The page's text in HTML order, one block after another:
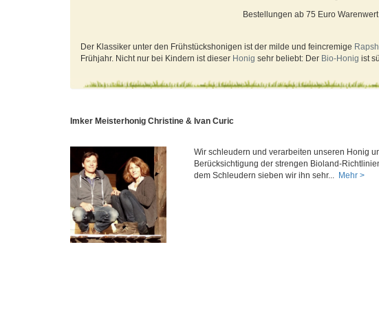
Bestellungen ab 75 Euro
Der Klassiker unter den Frühstückshonigen ist der milde und feincremige
Frühjahr. Nicht nur bei Kindern ist dieser Honig sehr beliebt: Der Bio-Honig ist
Imker Meisterhonig Christine & Ivan Curic
Wir schleudern und verarbeiten unseren Honig
Berücksichtigung der strengen Bioland-
dem Schleudern sieben wir ihn sehr... Mehr >